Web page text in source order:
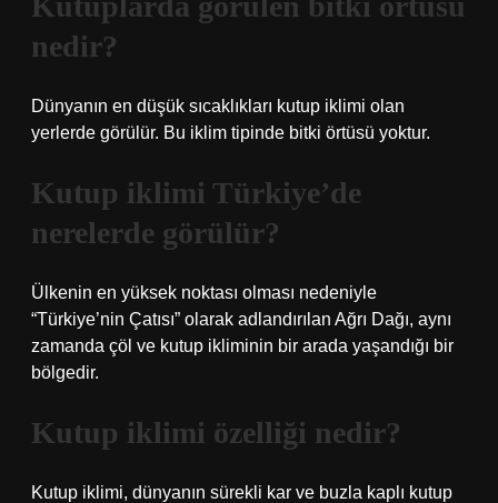
nedir?
Dünyanın en düşük sıcaklıkları kutup iklimi olan
yerlerde görülür. Bu iklim tipinde bitki örtüsü yoktur.
Kutup iklimi Türkiye’de
nerelerde görülür?
Ülkenin en yüksek noktası olması nedeniyle
“Türkiye’nin Çatısı” olarak adlandırılan Ağrı Dağı, aynı
zamanda çöl ve kutup ikliminin bir arada yaşandığı bir
bölgedir.
Kutup iklimi özelliği nedir?
Kutup iklimi, dünyanın sürekli kar ve buzla kaplı kutup